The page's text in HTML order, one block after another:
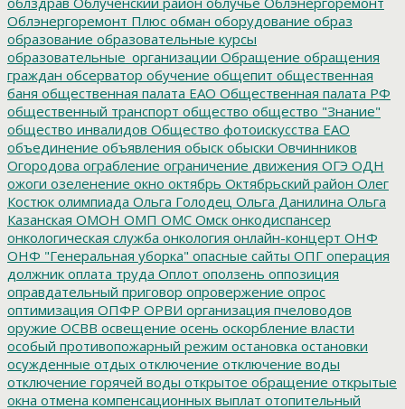
Облэнергоремонт Плюс обман оборудование образ
образование образовательные курсы
образовательные_организации Обращение обращения
граждан обсерватор обучение общепит общественная
баня общественная палата ЕАО Общественная палата РФ
общественный транспорт общество общество "Знание"
общество инвалидов Общество фотоискусства ЕАО
объединение объявления обыск обыски Овчинников
Огородова ограбление ограничение движения ОГЭ ОДН
ожоги озеленение окно октябрь Октябрьский район Олег
Костюк олимпиада Ольга Голодец Ольга Данилина Ольга
Казанская ОМОН ОМП ОМС Омск онкодиспансер
онкологическая служба онкология онлайн-концерт ОНФ
ОНФ "Генеральная уборка" опасные сайты ОПГ операция
должник оплата труда Оплот оползень оппозиция
оправдательный приговор опровержение опрос
оптимизация ОПФР ОРВИ организация пчеловодов
оружие ОСВВ освещение осень оскорбление власти
особый противопожарный режим остановка остановки
осужденные отдых отключение отключение воды
отключение горячей воды открытое обращение открытые
окна отмена компенсационных выплат отопительный